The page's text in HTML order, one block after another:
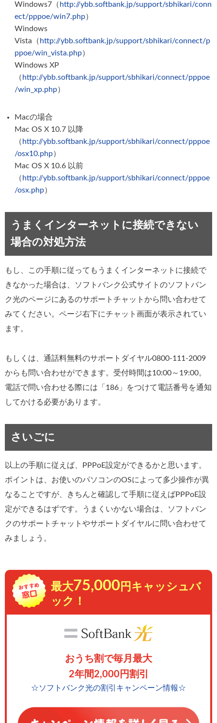
Windows7（ http://ybb.softbank.jp/support/sbhikari/conn
ect/pppoe/win7.php）
Windows
Vista（ http://ybb.softbank.jp/support/sbhikari/connect/p
ppoe/win_vista.php）
Windows XP
（ http://ybb.softbank.jp/support/sbhikari/connect/pppoe
/win_xp.php）
Macの場合
Mac OS X 10.7 以降
（ http://ybb.softbank.jp/support/sbhikari/connect/pppoe
/osx10.php）
Mac OS X 10.6 以前
（ http://ybb.softbank.jp/support/sbhikari/connect/pppoe
/osx.php）
うまくインターネットに接続できない
場合の対処方法
もし、この手順に従ってもうまくインターネットに接続で
きなかった場合は、ソフトバンク公式サイトのソフトバン
ク光のページにあるのサポートチャットから問い合わせて
みてください。ページ右下にチャット画面が表示されてい
ます。
もしくは、通話料無料のサポートダイヤル0800-111-2009
からも問い合わせができます。受付時間は10:00～19:00。
電話で問い合わせる際には「186」をつけて電話番号を通知
してかける必要があります。
さいごに
以上の手順に従えば、PPPoE設定ができるかと思います。
ポイントは、お使いのパソコンのOSによって多少操作が異
なることですが、きちんと確認して手順に従えばPPPoE設
定ができるはずです。うまくいかない場合は、ソフトバン
クのサポートチャットやサポートダイヤルに問い合わせて
みましょう。
最大75,000 円キャッシュバ
ック！
おうち割で毎月最大
2年間2,000円割引
☆ソフトバンク光の割引キャンペーン情報☆